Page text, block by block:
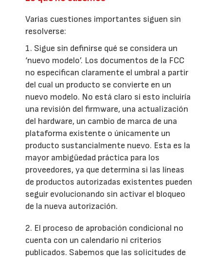
Varias cuestiones importantes siguen sin
resolverse:
1. Sigue sin definirse qué se considera un
‘nuevo modelo’. Los documentos de la FCC
no especifican claramente el umbral a partir
del cual un producto se convierte en un
nuevo modelo. No está claro si esto incluiría
una revisión del firmware, una actualización
del hardware, un cambio de marca de una
plataforma existente o únicamente un
producto sustancialmente nuevo. Esta es la
mayor ambigüedad práctica para los
proveedores, ya que determina si las líneas
de productos autorizadas existentes pueden
seguir evolucionando sin activar el bloqueo
de la nueva autorización.
2. El proceso de aprobación condicional no
cuenta con un calendario ni criterios
publicados. Sabemos que las solicitudes de